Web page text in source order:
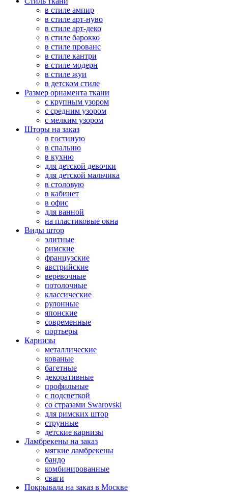
в стиле ампир
в стиле арт-нуво
в стиле арт-деко
в стиле барокко
в стиле прованс
в стиле кантри
в стиле модерн
в стиле жуи
в детском стиле
Размер орнамента ткани
с крупным узором
с средним узором
с мелким узором
Шторы на заказ
в гостиную
в спальню
в кухню
для детской девочки
для детской мальчика
в столовую
в кабинет
в офис
для ванной
на пластиковые окна
Виды штор
элитные
римские
французские
австрийские
веревочные
потолочные
классические
рулонные
японские
современные
портьеры
Карнизы
металлические
кованые
багетные
декоративные
профильные
с подсветкой
со стразами Swarovski
для римских штор
струнные
детские карнизы
Ламбрекены на заказ
мягкие ламбрекены
бандо
комбинированные
сваги
Покрывала на заказ в Москве